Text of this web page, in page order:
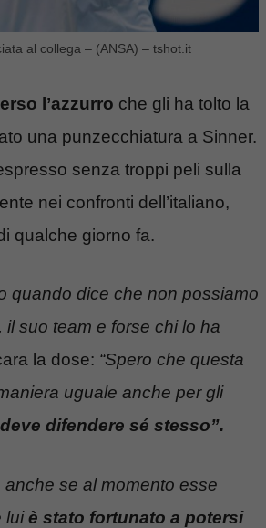
al collega – (ANSA) – tshot.it
l’azzurro che gli ha tolto la
una punzecchiatura a Sinner.
senza troppi peli sulla
nei confronti dell’italiano,
qualche giorno fa.
quando dice che non possiamo
suo team e forse chi lo ha
la dose: “Spero che questa
uguale anche per gli
difendere sé stesso”.
anche se al momento esse
luiè stato fortunato a potersi